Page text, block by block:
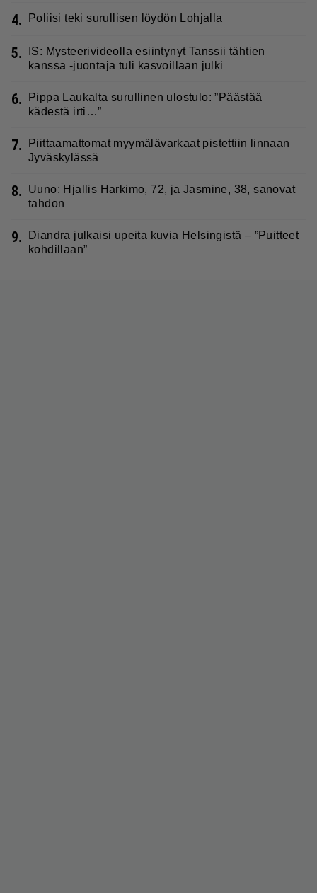
4. Poliisi teki surullisen löydön Lohjalla
5.
IS: Mysteerivideolla esiintynyt Tanssii tähtien
kanssa -juontaja tuli kasvoillaan julki
6.
Pippa Laukalta surullinen ulostulo: ”Päästää
kädestä irti…”
7.
Piittaamattomat myymälävarkaat pistettiin linnaan
Jyväskylässä
8.
Uuno: Hjallis Harkimo, 72, ja Jasmine, 38, sanovat
tahdon
9.
Diandra julkaisi upeita kuvia Helsingistä – ”Puitteet
kohdillaan”